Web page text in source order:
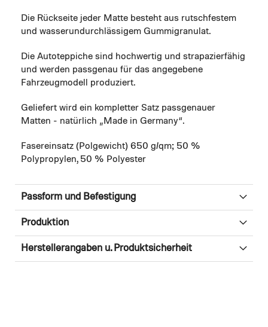
Die Rückseite jeder Matte besteht aus rutschfestem
und wasserundurchlässigem Gummigranulat.
Die Autoteppiche sind hochwertig und strapazierfähig
und werden passgenau für das angegebene
Fahrzeugmodell produziert.
Geliefert wird ein kompletter Satz passgenauer
Matten - natürlich „Made in Germany“.
Fasereinsatz (Polgewicht) 650 g/qm; 50 %
Polypropylen, 50 % Polyester
Passform und Befestigung
Produktion
Herstellerangaben u. Produktsicherheit